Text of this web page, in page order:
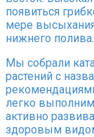
появиться
мере
нижнего полива.
Мы собрали
растений с
легко
активно
здоровым